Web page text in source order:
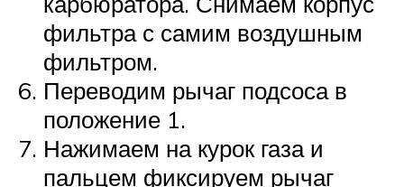
фильтра с самим воздушным
фильтром.
Переводим рычаг подсоса в
положение 1.
Нажимаем на курок газа и
пальцем фиксируем рычаг